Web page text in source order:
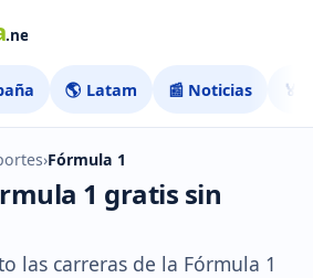
🌎 Latam 📰 Noticias 🏅
›Fórmula 1
1 gratis sin
las carreras de la Fórmula 1